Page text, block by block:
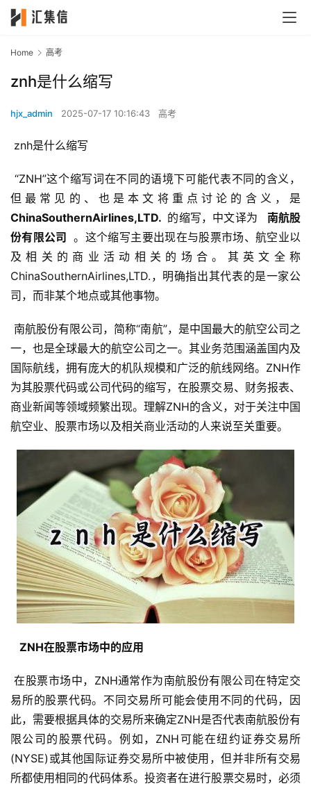
Home 高考
znh是什么缩写
hjx_admin 2025-07-17 10:16:43 高考
znh是什么缩写
ChinaSouthernAirlines,LTD. 的缩写，中文译为
  南航股
份有限公司 。这个缩写主要出现在与股票市场、航空业以
及相关的商业活动相关的场合。其英文全称
ChinaSouthernAirlines,LTD.，明确指出其代表的是一家公
司，而非某个地点或其他事物。
一，也是全球最大的航空公司之一。其业务范围涵盖国内及
国际航线，拥有庞大的机队规模和广泛的航线网络。ZNH作
为其股票代码或公司代码的缩写，在股票交易、财务报表、
商业新闻等领域频繁出现。理解ZNH的含义，对于关注中国
航空业、股票市场以及相关商业活动的人来说至关重要。
  ZNH在股票市场中的应用
在股票市场中，ZNH通常作为南航股份有限公司在特定交
易所的股票代码。不同交易所可能会使用不同的代码，因
此，需要根据具体的交易所来确定ZNH是否代表南航股份有
限公司的股票代码。例如，ZNH可能在纽约证券交易所
(NYSE)或其他国际证券交易所中被使用，但并非所有交易
所都使用相同的代码体系。投资者在进行股票交易时，必须